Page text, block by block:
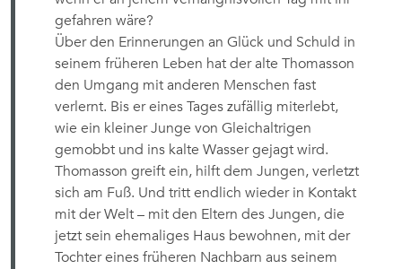
gefahren wäre?
Über den Erinnerungen an Glück und Schuld in
seinem früheren Leben hat der alte Thomasson
den Umgang mit anderen Menschen fast
verlernt. Bis er eines Tages zufällig miterlebt,
wie ein kleiner Junge von Gleichaltrigen
gemobbt und ins kalte Wasser gejagt wird.
Thomasson greift ein, hilft dem Jungen, verletzt
sich am Fuß. Und tritt endlich wieder in Kontakt
mit der Welt – mit den Eltern des Jungen, die
jetzt sein ehemaliges Haus bewohnen, mit der
Tochter eines früheren Nachbarn aus seinem